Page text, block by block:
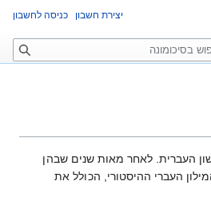
העברית. לאחר מאות שנים שבהן
העברי ההיסטורי, הכולל את
יצירת חשבון כניסה לחשבון